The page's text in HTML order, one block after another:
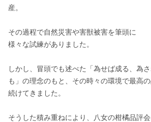
産。
その過程で自然災害や害獣被害を筆頭に
様々な試練がありました。
しかし、冒頭でも述べた「為せば成る、為
も」の理念のもと、その時々の環境で最高
続けてきました。
そうした積み重ねにより、八女の柑橘品評